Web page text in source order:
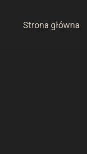
Strona główna